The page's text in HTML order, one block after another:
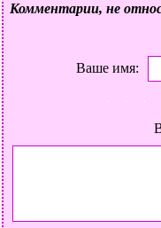
Комментарии, не
Ваше имя: